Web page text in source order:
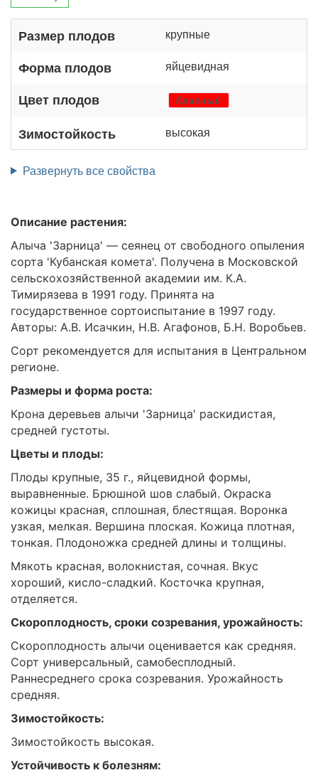
Размер плодов крупные
Форма плодов яйцевидная
Цвет плодов Красный
Зимостойкость высокая
Развернуть все свойства
Описание растения:
Алыча 'Зарница' — сеянец от свободного опыления
сорта 'Кубанская комета'. Получена в Московской
сельскохозяйственной академии им. К.А.
Тимирязева в 1991 году. Принята на
государственное сортоиспытание в 1997 году.
Авторы: А.В. Исачкин, Н.В. Агафонов, Б.Н. Воробьев.
Сорт рекомендуется для испытания в Центральном
регионе.
Размеры и форма роста:
Крона деревьев алычи 'Зарница' раскидистая,
средней густоты.
Цветы и плоды:
Плоды крупные, 35 г., яйцевидной формы,
выравненные. Брюшной шов слабый. Окраска
кожицы красная, сплошная, блестящая. Воронка
узкая, мелкая. Вершина плоская. Кожица плотная,
тонкая. Плодоножка средней длины и толщины.
Мякоть красная, волокнистая, сочная. Вкус
хороший, кисло-сладкий. Косточка крупная,
отделяется.
Скороплодность, сроки созревания, урожайность:
Скороплодность алычи оценивается как средняя.
Сорт универсальный, самобесплодный.
Раннесреднего срока созревания. Урожайность
средняя.
Зимостойкость:
Зимостойкость высокая.
Устойчивость к болезням: